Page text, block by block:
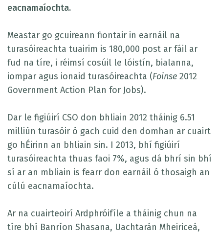
eacnamaíochta.
Meastar go gcuireann fiontair in earnáil na
turasóireachta tuairim is 180,000 post ar fáil ar
fud na tíre, i réimsí cosúil le lóistín, bialanna,
iompar agus ionaid turasóireachta (Foinse 2012
Government Action Plan for Jobs).
Dar le figiúirí CSO don bhliain 2012 tháinig 6.51
milliún turasóir ó gach cuid den domhan ar cuairt
go hÉirinn an bhliain sin. I 2013, bhí figiúirí
turasóireachta thuas faoi 7%, agus dá bhrí sin bhí
sí ar an mbliain is fearr don earnáil ó thosaigh an
cúlú eacnamaíochta.
Ar na cuairteoirí Ardphróifíle a tháinig chun na
tíre bhí Banríon Shasana, Uachtarán Mheiriceá,